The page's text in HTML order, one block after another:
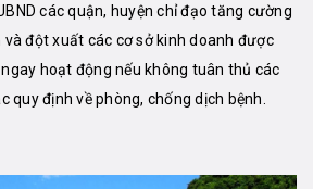
các quận, huyện chỉ đạo tăng cường
đột xuất các cơ sở kinh doanh được
hoạt động nếu không tuân thủ các
quy định về phòng, chống dịch bệnh.